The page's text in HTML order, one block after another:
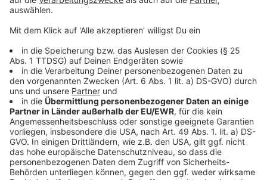
Nutzung des Service zu, um dieses
Akzeptieren
powered byUsercentrics Consent
Management Platform
Tate McRae - You Broke Me First (Official Video)
Anzeige
Anzeige